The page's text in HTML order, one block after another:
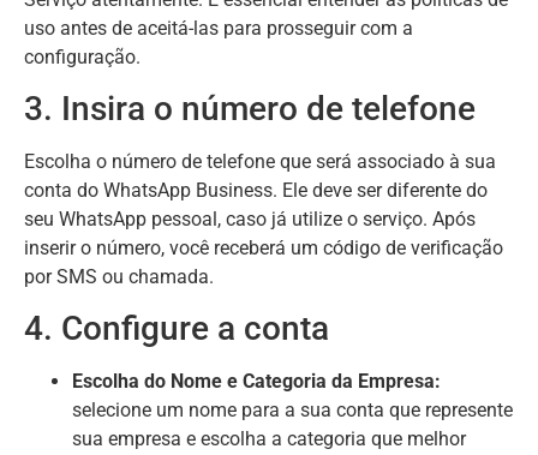
uso antes de aceitá-las para prosseguir com a
configuração.
3. Insira o número de telefone
Escolha o número de telefone que será associado à sua
conta do WhatsApp Business. Ele deve ser diferente do
seu WhatsApp pessoal, caso já utilize o serviço. Após
inserir o número, você receberá um código de verificação
por SMS ou chamada.
4. Configure a conta
Escolha do Nome e Categoria da Empresa:
selecione um nome para a sua conta que represente
sua empresa e escolha a categoria que melhor